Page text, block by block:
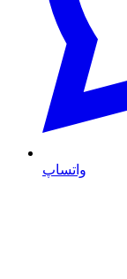
واتساپ